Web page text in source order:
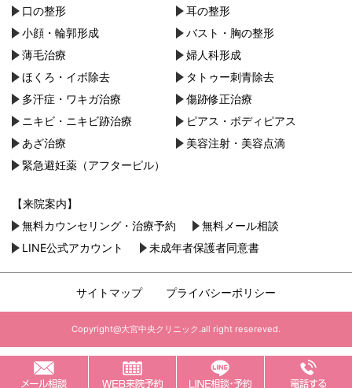
口の整形
耳の整形
小顔・︎輪郭形成
バスト・胸の整形
薄毛治療
婦人科形成
ほくろ・イボ除去
タトゥー刺青除去
多汗症・ワキガ治療
傷跡修正治療
ニキビ・ニキビ跡治療
ピアス・ボディピアス
あざ治療
美容注射・美容点滴
緊急避妊薬（アフターピル）
【来院案内】
無料カウンセリング・治療予約
無料メール相談
LINE公式アカウント
未成年者保護者同意書
サイトマップ プライバシーポリシー
Copyright@大宮中央クリニック.all right resereved.